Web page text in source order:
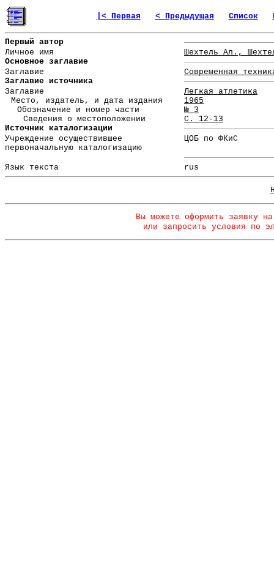
|< Первая < Предыдущая Список
Первый автор
Личное имя
Шехтель Ал.,
Основное заглавие
Заглавие
Современная
Заглавие источника
Заглавие
Легкая атлетика
Место, издатель, и дата издания
1965
Обозначение и номер части
№ 3
Сведения о местоположении
С. 12-13
Источник каталогизации
Учреждение осуществившее
первоначальную каталогизацию
ЦОБ по ФКиС
Язык текста rus
Вы можете оформить заявку
или запросить условия по